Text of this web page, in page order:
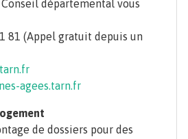
départemental vous
81 (Appel gratuit depuis un
agees.tarn.fr
de dossiers pour des